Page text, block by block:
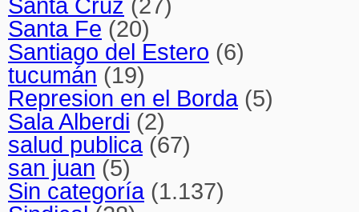
Santa Fe (20)
Santiago del Estero (6)
tucumán (19)
Represion en el Borda(5)
Sala Alberdi (2)
salud publica(67)
san juan (5)
Sin categoría(1.137)